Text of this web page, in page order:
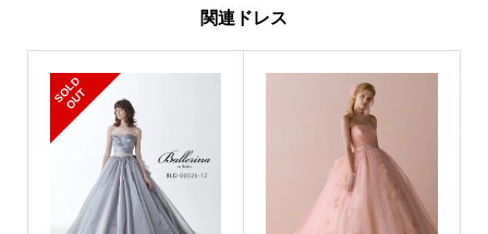
関連ドレス
S
O
L
D
O
U
T